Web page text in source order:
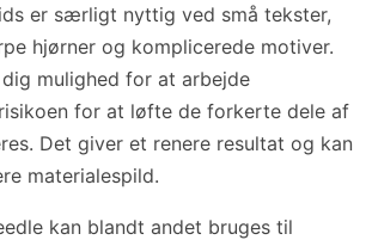
er særligt nyttig ved små tekster,
hjørner og komplicerede motiver.
mulighed for at arbejde
for at løfte de forkerte dele af
Det giver et renere resultat og kan
materialespild.
kan blandt andet bruges til